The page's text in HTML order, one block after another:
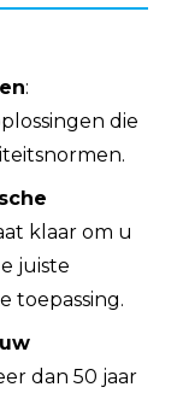
:
die
klaar om u
juiste
toepassing.
dan 50 jaar